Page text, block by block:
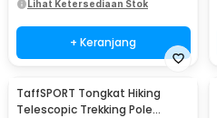
Lihat Ketersediaan Stok
+ Keranjang
TaffSPORT Tongkat Hiking
Telescopic Trekking Pole